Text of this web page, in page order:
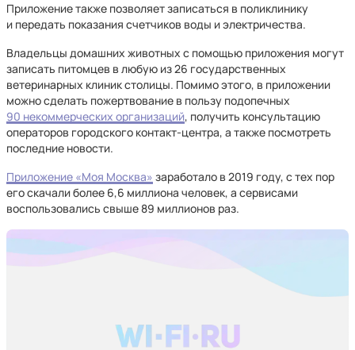
Приложение также позволяет записаться в поликлинику
и передать показания счетчиков воды и электричества.
Владельцы домашних животных с помощью приложения могут
записать питомцев в любую из 26 государственных
ветеринарных клиник столицы. Помимо этого, в приложении
можно сделать пожертвование в пользу подопечных
90 некоммерческих организаций, получить консультацию
операторов городского контакт-центра, а также посмотреть
последние новости.
Приложение «Моя Москва» заработало в 2019 году, с тех пор
его скачали более 6,6 миллиона человек, а сервисами
воспользовались свыше 89 миллионов раз.